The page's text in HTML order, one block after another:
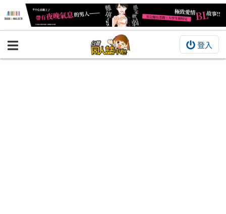
登入
BOOKY書集倉庫